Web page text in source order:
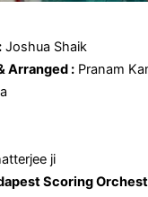
Joshua Shaik
Arranged : Pranam
ji
Scoring